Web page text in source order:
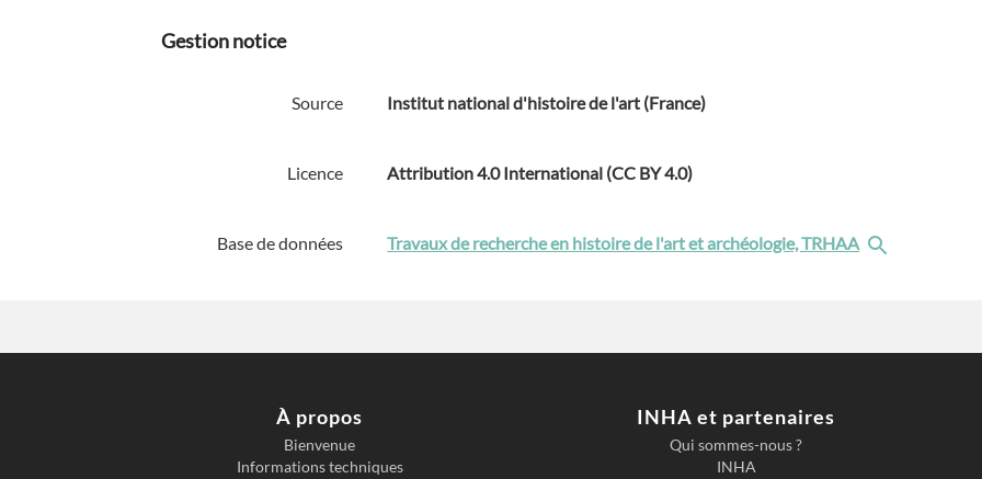
Gestion notice
Source Institut national d'histoire de l'art (France)
Licence Attribution 4.0 International (CC BY 4.0)
Base de données Travaux de recherche en histoire de l'art et archéologie, TRHAA
À propos
Bienvenue
Informations techniques
INHA et partenaires
Qui sommes-nous ?
INHA